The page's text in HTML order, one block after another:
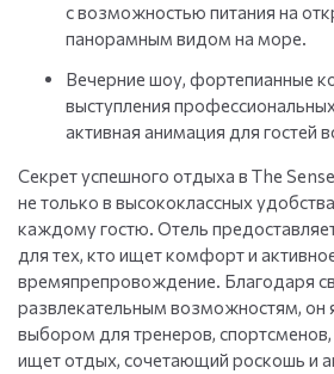
с возможностью питания на
панорамным видом на море.
Вечерние шоу, фортепианные
выступления
активная анимация для гостей
Секрет успешного отдыха в The
не только в высококлассных
каждому гостю. Отель
для тех, кто ищет комфорт и
времяпрепровождение. Благодаря
развлекательным возможностям, он
выбором для тренеров, спортсменов,
ищет отдых, сочетающий роскошь и